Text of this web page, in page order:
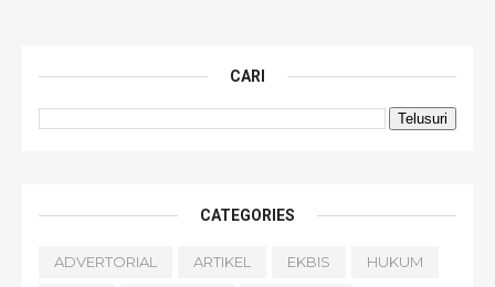
CARI
CATEGORIES
ADVERTORIAL ARTIKEL EKBIS HUKUM